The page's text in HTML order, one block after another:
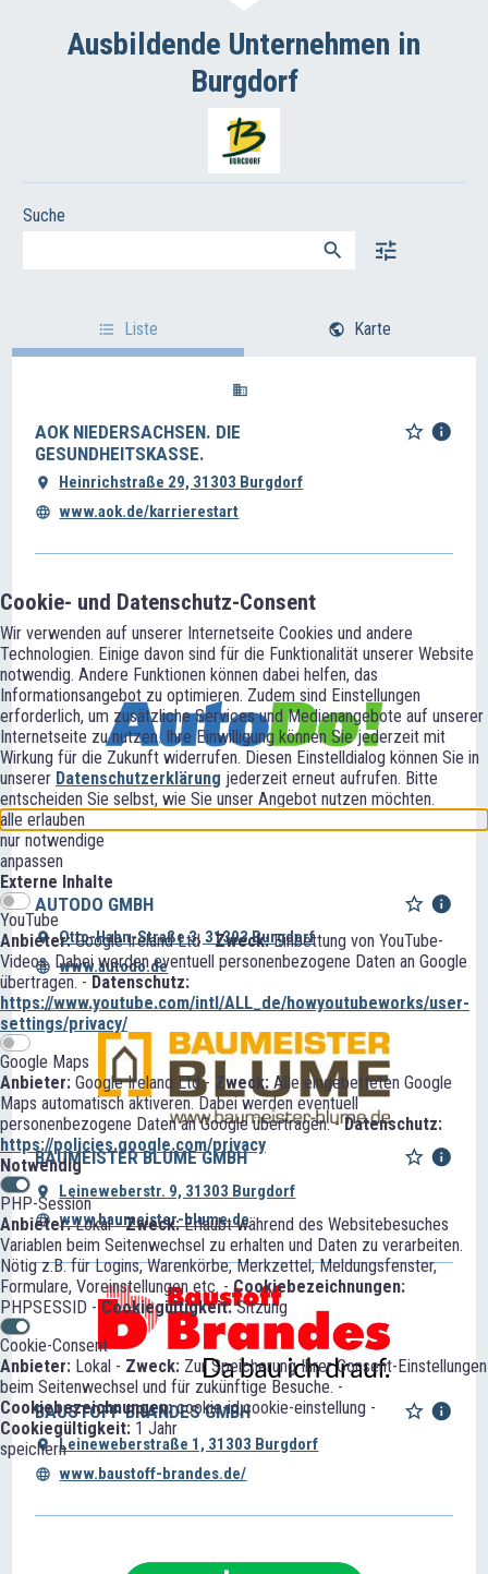
Cookie- und Datenschutz-Consent
Wir verwenden auf unserer Internetseite Cookies und andere
Technologien. Einige davon sind für die Funktionalität unserer Website
notwendig. Andere Funktionen können dabei helfen, das
Informationsangebot zu optimieren. Zudem sind Einstellungen
erforderlich, um zusätzliche Services und Medienangebote auf unserer
Internetseite zu nutzen. Ihre Einwilligung können Sie jederzeit mit
Wirkung für die Zukunft widerrufen. Diesen Einstelldialog können Sie in
unserer Datenschutzerklärung jederzeit erneut aufrufen. Bitte
entscheiden Sie selbst, wie Sie unser Angebot nutzen möchten.
alle erlauben
nur notwendige
anpassen
Externe Inhalte
YouTube
Anbieter:Google Ireland Ltd -Zweck:Einbettung von YouTube-
Videos. Dabei werden eventuell personenbezogene Daten an Google
übertragen. - Datenschutz:
https://www.youtube.com/intl/ALL_de/howyoutubeworks/user-
settings/privacy/
Google Maps
Anbieter: Google Ireland Ltd - Zweck: Alle eingebetteten Google
Maps automatisch aktiveren. Dabei werden eventuell
personenbezogene Daten an Google übertragen. -Datenschutz:
https://policies.google.com/privacy
Notwendig
PHP-Session
Anbieter:Lokal -Zweck:Erlaubt während des Websitebesuches
Variablen beim Seitenwechsel zu erhalten und Daten zu verarbeiten.
Nötig z.B. für Logins, Warenkörbe, Merkzettel, Meldungsfenster,
Formulare, Voreinstellungen etc. - Cookiebezeichnungen:
PHPSESSID -Cookiegültigkeit:Sitzung
Cookie-Consent
Anbieter: Lokal - Zweck: Zur Speicherung Ihrer Consent-Einstellungen
beim Seitenwechsel und für zukünftige Besuche. -
Cookiebezeichnungen:cookie-id;cookie-einstellung -
Cookiegültigkeit: 1 Jahr
speichern
Ausbildende Unternehmen in
Burgdorf
Suche
Liste
AOK NIEDERSACHSEN. DIE
GESUNDHEITSKASSE.
Heinrichstraße 29, 31303 Burgdorf
www.aok.de/karrierestart
AUTODO GMBH
Otto-Hahn-Straße 3, 31303 Burgdorf
www.autodo.de
BAUMEISTER BLUME GMBH
Leineweberstr. 9, 31303 Burgdorf
www.baumeister-blume.de
BAUSTOFF BRANDES GMBH
Leineweberstraße 1, 31303 Burgdorf
www.baustoff-brandes.de/
Karte